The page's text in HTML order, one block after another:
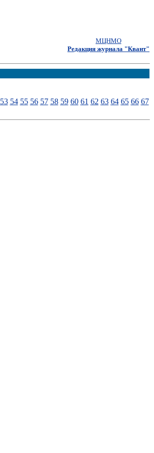
МЦНМО
Редакция журнала "Квант"
53 54 55 56 57 58 59 60 61 62 63 64 65 66 67